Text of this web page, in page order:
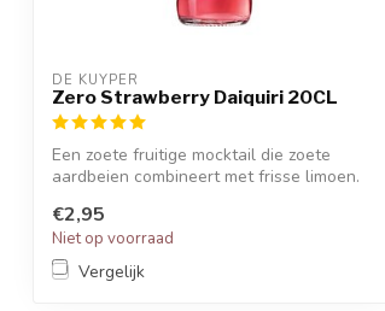
DE KUYPER
Zero Strawberry Daiquiri 20CL
Een zoete fruitige mocktail die zoete
aardbeien combineert met frisse limoen.
€2,95
Niet op voorraad
Vergelijk